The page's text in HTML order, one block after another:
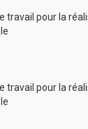
travail pour la
travail pour la